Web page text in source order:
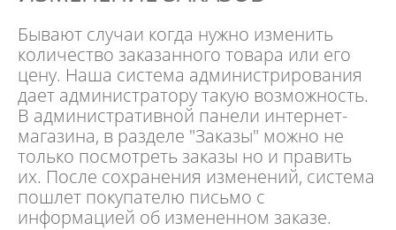
Бывают случаи когда нужно изменить
количество заказанного товара или его
цену. Наша система администрирования
дает администратору такую возможность.
В административной панели интернет-
магазина, в разделе "Заказы" можно не
только посмотреть заказы но и править
их. После сохранения изменений, система
пошлет покупателю письмо с
информацией об измененном заказе.